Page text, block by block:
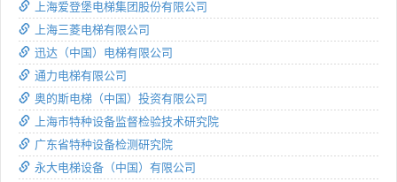
上海爱登堡电梯集团股份有限公司
上海三菱电梯有限公司
迅达（中国）电梯有限公司
通力电梯有限公司
奥的斯电梯（中国）投资有限公司
上海市特种设备监督检验技术研究院
广东省特种设备检测研究院
永大电梯设备（中国）有限公司